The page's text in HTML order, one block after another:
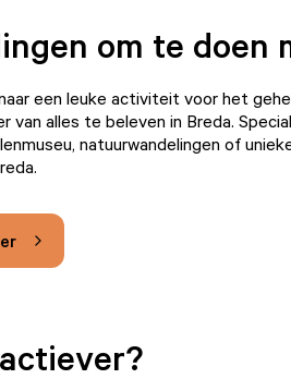
om te doen
een leuke activiteit voor het
van alles te beleven in Breda.
natuurwandelingen of